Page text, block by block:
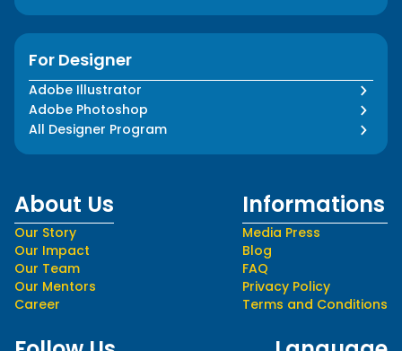
For Designer
Adobe Illustrator
Adobe Photoshop
All Designer Program
About Us
Our Story
Our Impact
Our Team
Our Mentors
Career
Informations
Media Press
Blog
FAQ
Privacy Policy
Terms and Conditions